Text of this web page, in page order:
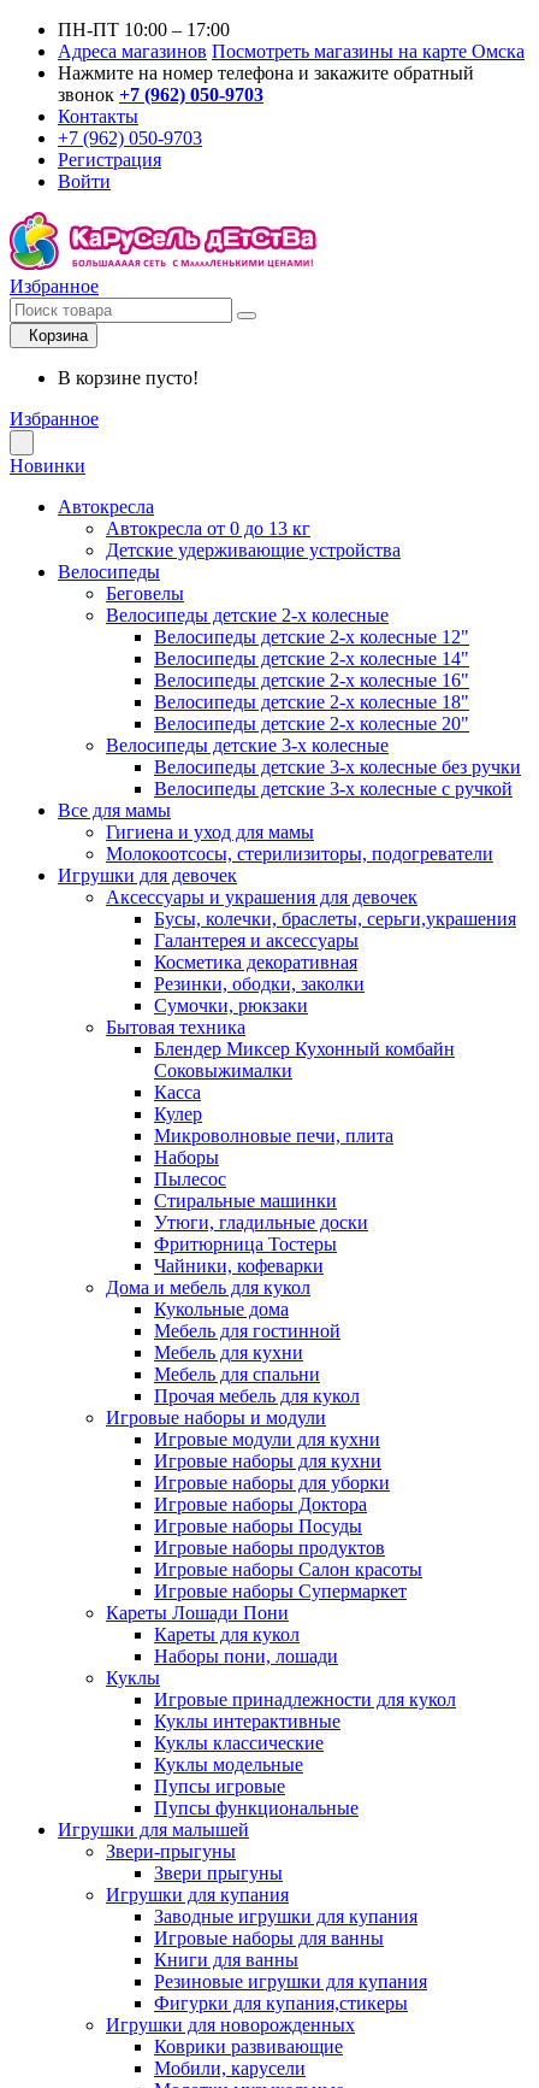
ПН-ПТ 10:00 – 17:00
Адреса магазинов Посмотреть магазины на карте Омска
Нажмите на номер телефона и закажите обратный
звонок +7 (962) 050-9703
Контакты
+7 (962) 050-9703
Регистрация
Войти
Избранное
Корзина
В корзине пусто!
Избранное
Новинки
Автокресла
Автокресла от 0 до 13 кг
Детские удерживающие устройства
Велосипеды
Беговелы
Велосипеды детские 2-х колесные
Велосипеды детские 2-х колесные 12"
Велосипеды детские 2-х колесные 14"
Велосипеды детские 2-х колесные 16"
Велосипеды детские 2-х колесные 18"
Велосипеды детские 2-х колесные 20"
Велосипеды детские 3-х колесные
Велосипеды детские 3-х колесные без ручки
Велосипеды детские 3-х колесные с ручкой
Все для мамы
Гигиена и уход для мамы
Молокоотсосы, стерилизиторы, подогреватели
Игрушки для девочек
Аксессуары и украшения для девочек
Бусы, колечки, браслеты, серьги,украшения
Галантерея и аксессуары
Косметика декоративная
Резинки, ободки, заколки
Сумочки, рюкзаки
Бытовая техника
Блендер Миксер Кухонный комбайн
Соковыжималки
Касса
Кулер
Микроволновые печи, плита
Наборы
Пылесос
Стиральные машинки
Утюги, гладильные доски
Фритюрница Тостеры
Чайники, кофеварки
Дома и мебель для кукол
Кукольные дома
Мебель для гостинной
Мебель для кухни
Мебель для спальни
Прочая мебель для кукол
Игровые наборы и модули
Игровые модули для кухни
Игровые наборы для кухни
Игровые наборы для уборки
Игровые наборы Доктора
Игровые наборы Посуды
Игровые наборы продуктов
Игровые наборы Салон красоты
Игровые наборы Супермаркет
Кареты Лошади Пони
Кареты для кукол
Наборы пони, лошади
Куклы
Игровые принадлежности для кукол
Куклы интерактивные
Куклы классические
Куклы модельные
Пупсы игровые
Пупсы функциональные
Игрушки для малышей
Звери-прыгуны
Звери прыгуны
Игрушки для купания
Заводные игрушки для купания
Игровые наборы для ванны
Книги для ванны
Резиновые игрушки для купания
Фигурки для купания,стикеры
Игрушки для новорожденных
Коврики развивающие
Мобили, карусели